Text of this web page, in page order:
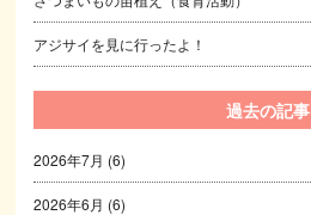
アジサイを見に行ったよ！
過去の記事
2026年7月 (6)
2026年6月 (6)